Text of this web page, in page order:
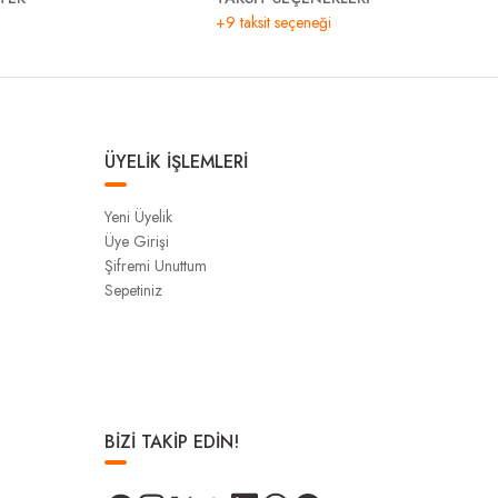
+9 taksit seçeneği
ÜYELİK İŞLEMLERİ
Yeni Üyelik
Üye Girişi
Şifremi Unuttum
Sepetiniz
BİZİ TAKİP EDİN!